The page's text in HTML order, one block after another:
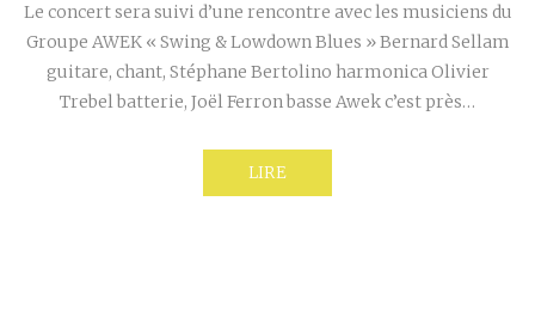
Le concert sera suivi d’une rencontre avec les musiciens du
Groupe AWEK « Swing & Lowdown Blues » Bernard Sellam
guitare, chant, Stéphane Bertolino harmonica Olivier
Trebel batterie, Joël Ferron basse Awek c’est près…
LIRE